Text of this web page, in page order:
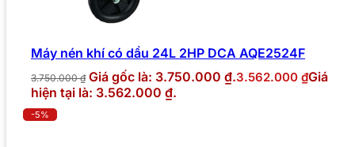
Máy nén khí có dầu 24L 2HP DCA AQE2524F
3.750.000₫ Giá gốc là: 3.750.000 ₫.3.562.000 ₫Giá
hiện tại là: 3.562.000 ₫.
-5%